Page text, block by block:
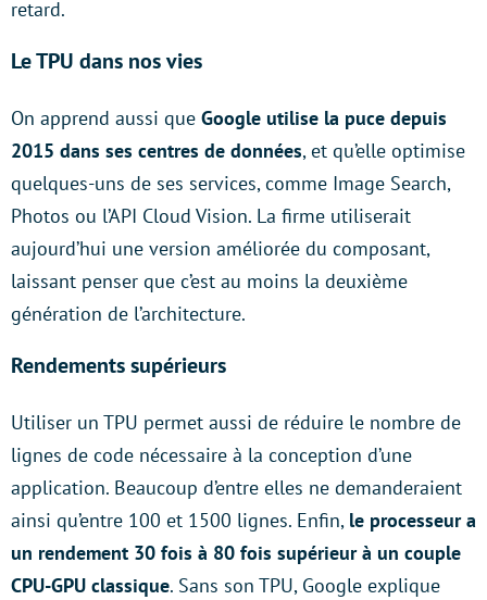
retard.
Le TPU dans nos vies
On apprend aussi que Google utilise la puce depuis
2015 dans ses centres de données, et qu’elle optimise
quelques-uns de ses services, comme Image Search,
Photos ou l’API Cloud Vision. La firme utiliserait
aujourd’hui une version améliorée du composant,
laissant penser que c’est au moins la deuxième
génération de l’architecture.
Rendements supérieurs
Utiliser un TPU permet aussi de réduire le nombre de
lignes de code nécessaire à la conception d’une
application. Beaucoup d’entre elles ne demanderaient
ainsi qu’entre 100 et 1500 lignes. Enfin, le processeur a
un rendement 30 fois à 80 fois supérieur à un couple
CPU-GPU classique. Sans son TPU, Google explique